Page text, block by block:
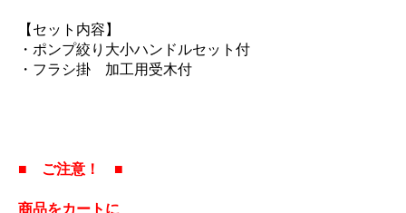
【セット内容】
・ポンプ絞り大小ハンドルセット付
・フラシ掛 加工用受木付
■ ご注意！ ■
商品をカートに